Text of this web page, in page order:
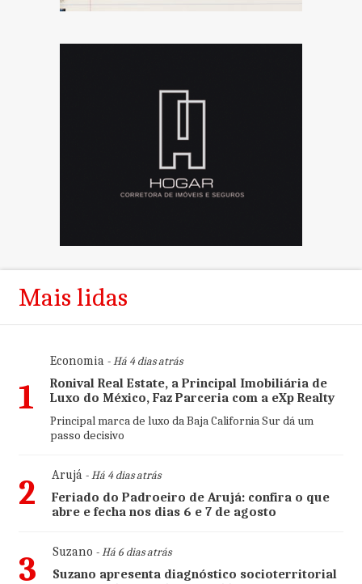
Mais lidas
1
Economia- Há 4 dias atrás
Ronival Real Estate, a Principal Imobiliária de
Luxo do México, Faz Parceria com a eXp Realty
Principal marca de luxo da Baja California Sur dá um
passo decisivo
2 Arujá- Há 4 dias atrás
Feriado do Padroeiro de Arujá: confira o que
abre e fecha nos dias 6 e 7 de agosto
3 Suzano - Há 6 dias atrás
Suzano apresenta diagnóstico socioterritorial